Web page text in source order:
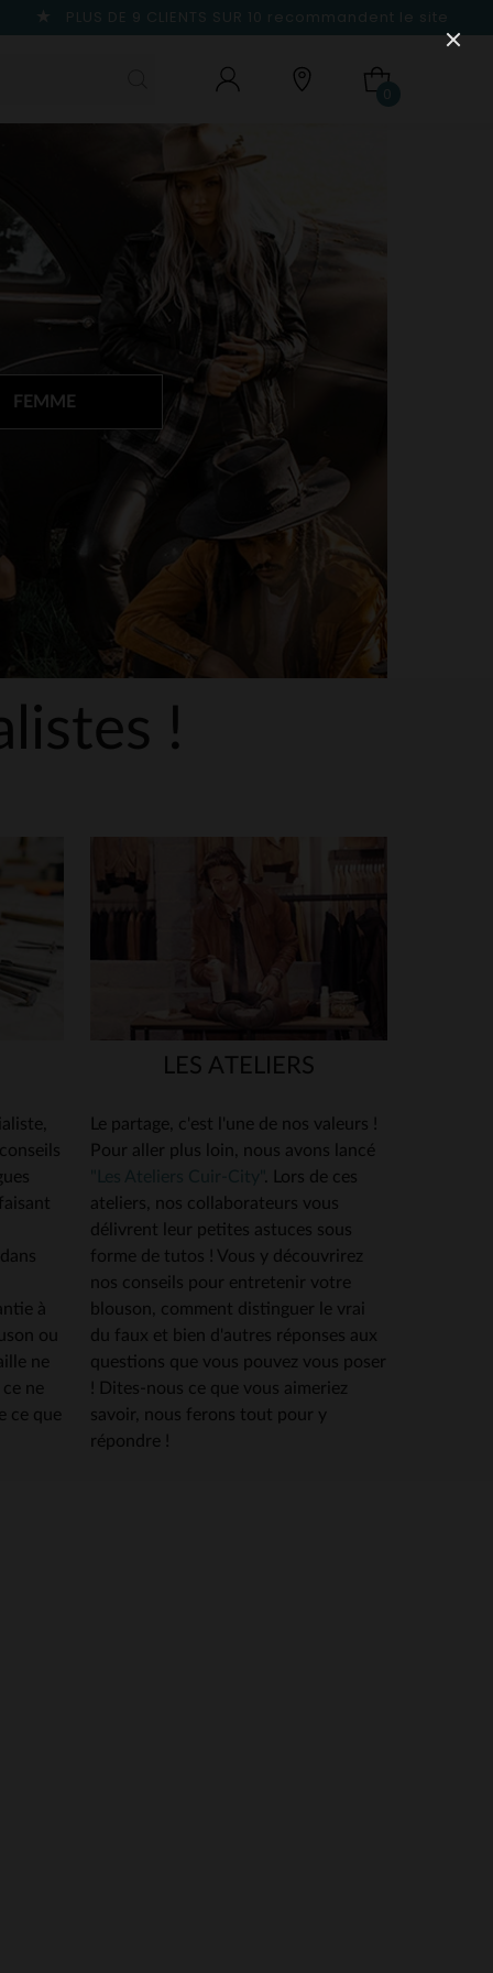
PLUS DE 9 CLIENTS SUR 10 recommandent le site
0
FEMME
!
à
ou
ne
ne
ce que
LES ATELIERS
Le partage, c'est l'une de nos valeurs !
Pour aller plus loin, nous avons lancé
. Lors de ces
ateliers, nos collaborateurs vous
délivrent leur petites astuces sous
forme de tutos ! Vous y découvrirez
nos conseils pour entretenir votre
blouson, comment distinguer le vrai
du faux et bien d'autres réponses aux
questions que vous pouvez vous poser
! Dites-nous ce que vous aimeriez
savoir, nous ferons tout pour y
répondre !